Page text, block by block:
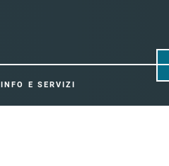
INFO E SERVIZI